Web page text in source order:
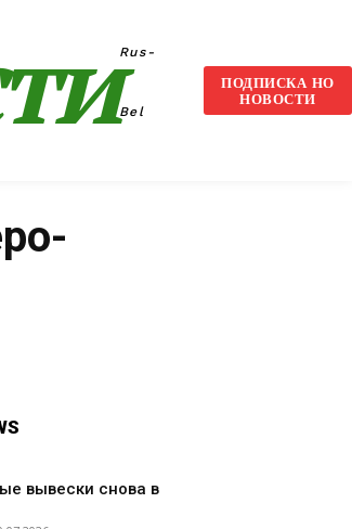
Rus-
Bel
ПОДПИСКА НО
НОВОСТИ
вывески снова в